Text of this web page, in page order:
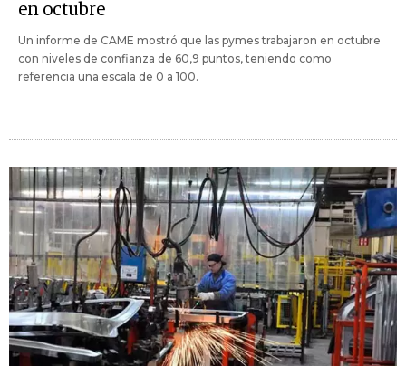
en octubre
Un informe de CAME mostró que las pymes trabajaron en octubre
con niveles de confianza de 60,9 puntos, teniendo como
referencia una escala de 0 a 100.